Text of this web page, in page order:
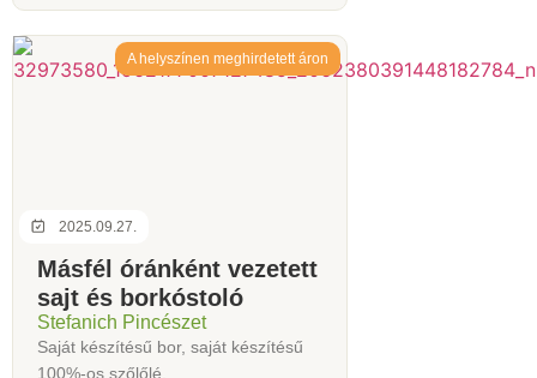
2025.09.27.
A helyszínen meghirdetett áron
Másfél óránként vezetett
sajt és borkóstoló
Stefanich Pincészet
Saját készítésű bor, saját készítésű
100%-os szőlőlé.